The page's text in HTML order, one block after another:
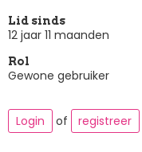
Lid sinds
12 jaar 11 maanden
Rol
Gewone gebruiker
Login of registreer